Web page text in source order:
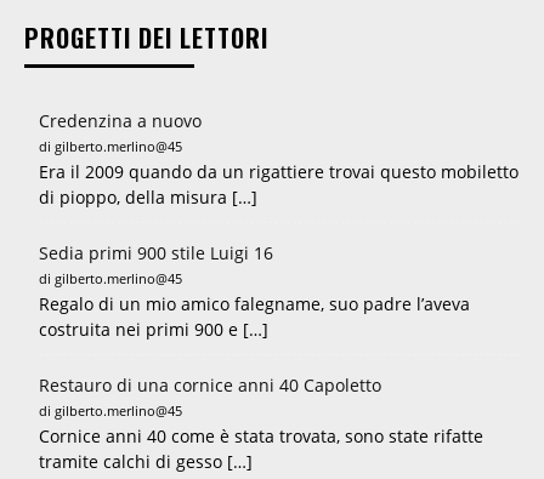
PROGETTI DEI LETTORI
Credenzina a nuovo
di gilberto.merlino@45
Era il 2009 quando da un rigattiere trovai questo mobiletto
di pioppo, della misura […]
Sedia primi 900 stile Luigi 16
di gilberto.merlino@45
Regalo di un mio amico falegname, suo padre l’aveva
costruita nei primi 900 e […]
Restauro di una cornice anni 40 Capoletto
di gilberto.merlino@45
Cornice anni 40 come è stata trovata, sono state rifatte
tramite calchi di gesso […]